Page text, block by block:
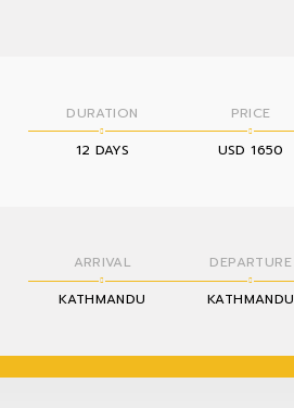
DURATION
12 DAYS
PRICE
USD 1650
ARRIVAL
KATHMANDU
DEPARTURE
KATHMANDU